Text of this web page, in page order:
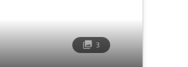
3